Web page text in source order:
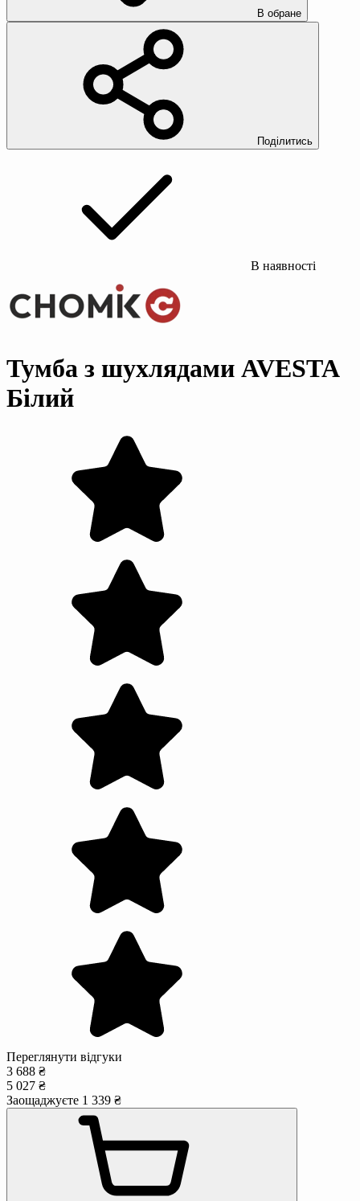
В обране
Поділитись
В наявності
Тумба з шухлядами AVESTA
Білий
Переглянути відгуки
3 688 ₴
5 027 ₴
Заощаджуєте 1 339 ₴